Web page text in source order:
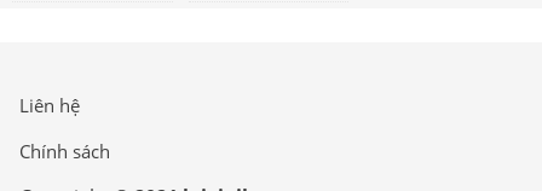
Liên hệ
Chính sách